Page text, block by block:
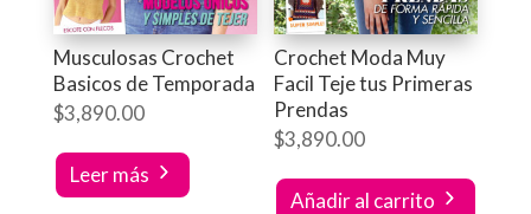
Musculosas Crochet
Basicos de Temporada
$3,890.00
Leer más
Crochet Moda Muy
Facil Teje tus Primeras
Prendas
$3,890.00
Añadir al carrito